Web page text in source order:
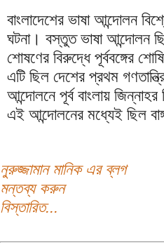
বাংলাদেশের ভাষা আন্দোলন
ঘটনা। বস্তুত ভাষা আন্দোলন
শোষণের বিরুদ্ধে পূর্ববঙ্গের
এটি ছিল দেশের প্রথম
আন্দোলনে পূর্ব বাংলায়
এই আন্দোলনের মধ্যেই ছিল
নুরুজ্জামান মানিক এর ব্লগ
মন্তব্য করুন
বিস্তারিত...